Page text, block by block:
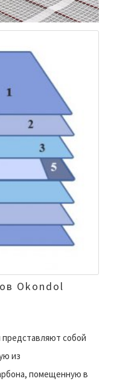
Okondol
собой
из
помещенную в